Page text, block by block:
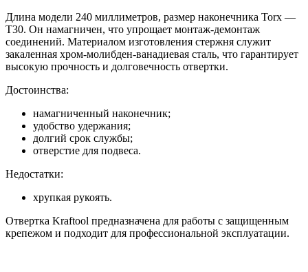
Длина модели 240 миллиметров, размер наконечника Torx —
T30. Он намагничен, что упрощает монтаж-демонтаж
соединений. Материалом изготовления стержня служит
закаленная хром-молибден-ванадиевая сталь, что гарантирует
высокую прочность и долговечность отвертки.
Достоинства:
намагниченный наконечник;
удобство удержания;
долгий срок службы;
отверстие для подвеса.
Недостатки:
хрупкая рукоять.
Отвертка Kraftool предназначена для работы с защищенным
крепежом и подходит для профессиональной эксплуатации.